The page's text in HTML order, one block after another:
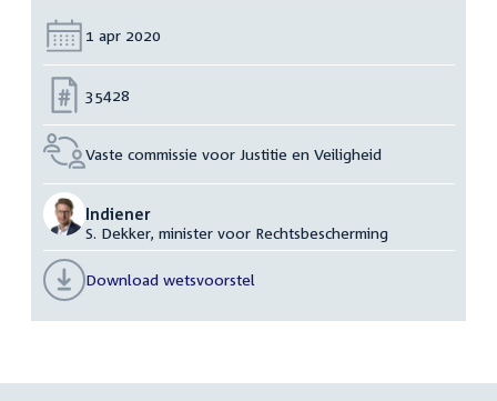
Datum:
1 apr 2020
Nummer:
35428
Vaste commissie voor Justitie en Veiligheid
Indiener
S. Dekker, minister voor Rechtsbescherming
Download wetsvoorstel